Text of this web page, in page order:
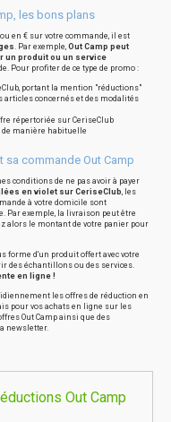
les bons plans
en € sur votre commande, il est
. Par exemple, Out Camp peut
un produit ou un service
Pour profiter de ce type de promo :
portant la mention "réductions"
articles concernés et des modalités
répertoriée sur CeriseClub
de manière habituelle
sa commande Out Camp
conditions de ne pas avoir à payer
en violet sur CeriseClub, les
à votre domicile sont
exemple, la livraison peut être
alors le montant de votre panier pour
forme d'un produit offert avec votre
des échantillons ou des services.
en ligne !
les offres de réduction en
pour vos achats en ligne sur les
Out Camp ainsi que des
newsletter.
Out Camp